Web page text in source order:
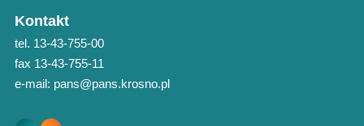
Kontakt
tel. 13-43-755-00
fax 13-43-755-11
e-mail: pans@pans.krosno.pl